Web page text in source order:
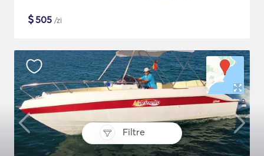
Filtre
$505 /zi